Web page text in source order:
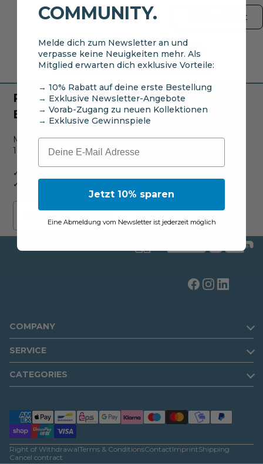
Filter & Sort
No products found.
Try using fewer filters orclear all filters.
RABATT SICHERN UND TEIL DER
EISBÄR-COMMUNITY WERDEN.
Melde dich zum Newsletter an und sichere dir einmalig
10% auf deine nächste Bestellung.
✓ Keine Neuigkeiten aus der Eisbär-Welt verpassen
✓ Exklusive Angebote und Vorteile
Email
CATEGORIES
SERVICE
COMPANY
Right of WithdrawalTerms & ConditionsContactImprintShipping
Cancel contract
COMMUNITY.
Melde dich zum Newsletter an und
verpasse keine Neuigkeiten mehr. Als
Mitglied erwarten dich exklusive Vorteile:
→ 10% Rabatt auf deine erste Bestellung
→ Exklusive Newsletter-Angebote
→ Vorab-Zugang zu neuen Kollektionen
→ Exklusive Gewinnspiele
Email
Jetzt 10% sparen
Eine Abmeldung vom Newsletter ist jederzeit möglich